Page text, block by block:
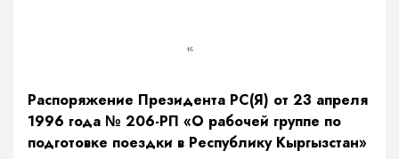
Распоряжение Президента РС(Я) от 23 апреля
1996 года № 206-РП «О рабочей группе по
подготовке поездки в Республику Кыргызстан»